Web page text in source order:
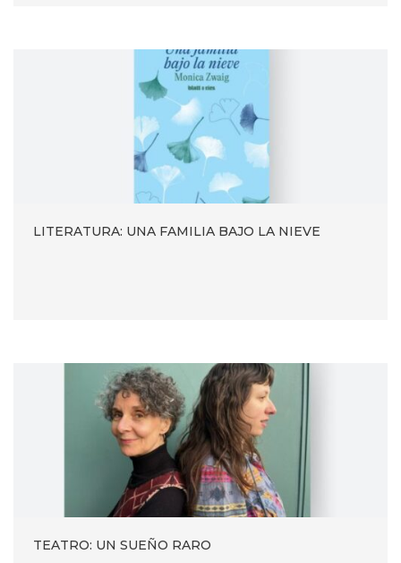
LITERATURA: UNA FAMILIA BAJO LA NIEVE
TEATRO: UN SUEÑO RARO